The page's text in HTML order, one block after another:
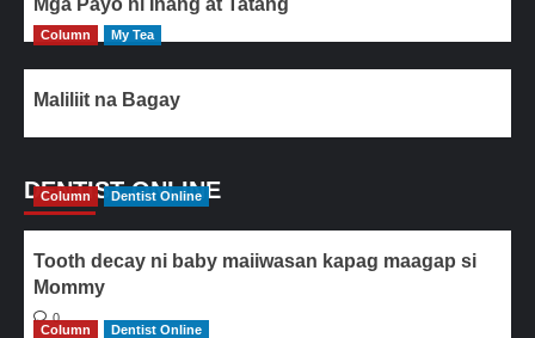
Mga Payo ni Inang at Tatang
Column My Tea
Maliliit na Bagay
DENTIST ONLINE
Column Dentist Online
Tooth decay ni baby maiiwasan kapag maagap si
Mommy
0
Column
Dentist Online